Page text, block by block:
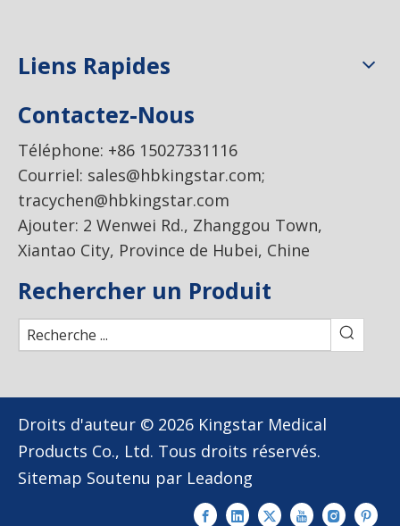
Liens Rapides
Contactez-Nous
Téléphone: +86 15027331116
Courriel: sales@hbkingstar.com;
tracychen@hbkingstar.com
Ajouter: 2 Wenwei Rd., Zhanggou Town,
Xiantao City, Province de Hubei, Chine
Rechercher un Produit
Droits d'auteur © 2026 Kingstar Medical
Products Co., Ltd. Tous droits réservés.
Sitemap Soutenu par Leadong